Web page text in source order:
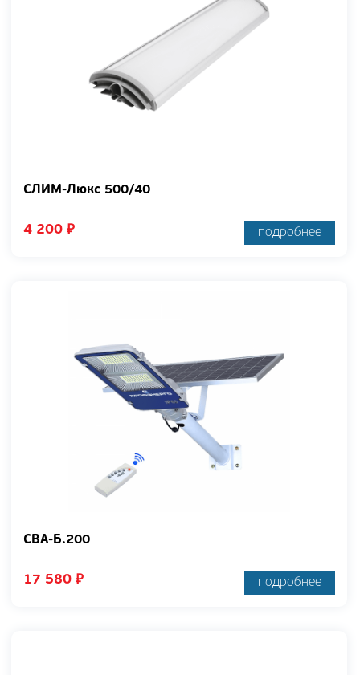
СЛИМ-Люкс 500/40
4 200 ₽ подробнее
СВА-Б.200
17 580 ₽ подробнее